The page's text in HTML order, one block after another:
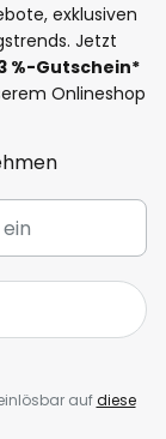
exklusiven
Jetzt
%-Gutschein*
Onlineshop
aufdiese